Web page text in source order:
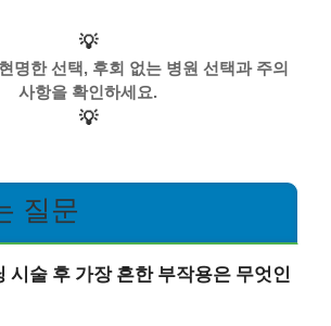
💡
명한 선택, 후회 없는 병원 선택과 주의
사항을 확인하세요.
💡
질문
시술 후 가장 흔한 부작용은 무엇인